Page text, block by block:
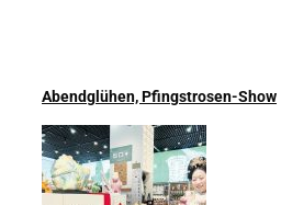
Abendglühen, Pfingstrosen-Show